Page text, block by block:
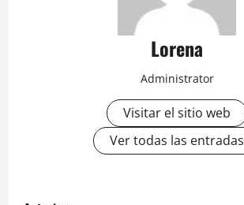
Lorena
Administrator
Visitar el sitio web
Ver todas las entradas